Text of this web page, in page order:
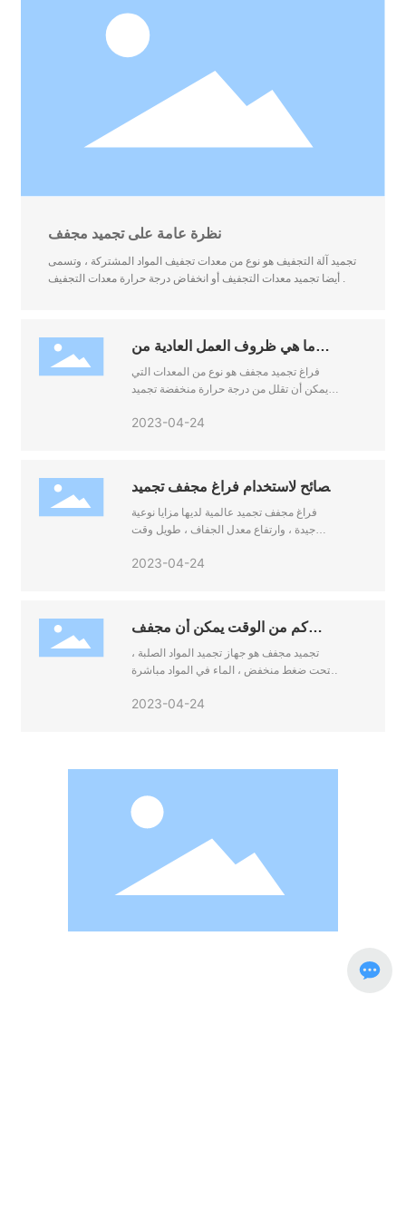
نظرة عامة على تجميد مجفف
تجميد آلة التجفيف هو نوع من معدات تجفيف المواد المشتركة ، وتسمى
أيضا تجميد معدات التجفيف أو انخفاض درجة حرارة معدات التجفيف .
ما هي ظروف العمل العادية من
فراغ تجميد مجفف هو نوع من المعدات التي
يمكن أن تقلل من درجة حرارة منخفضة تجميد
عملية التسامي .
2023-04-24
نصائح لاستخدام فراغ مجفف تجميد
فراغ مجفف تجميد عالمية لديها مزايا نوعية
جيدة ، وارتفاع معدل الجفاف ، طويل وقت
واسع النطاق ، والسلامة ، وحماية البيئة ، وما
2023-04-24
كم من الوقت يمكن أن مجفف
تجميد مجفف هو جهاز تجميد المواد الصلبة ،
تحت ضغط منخفض ، الماء في المواد مباشرة
الجافة .
2023-04-24